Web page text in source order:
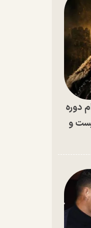
دوره
و